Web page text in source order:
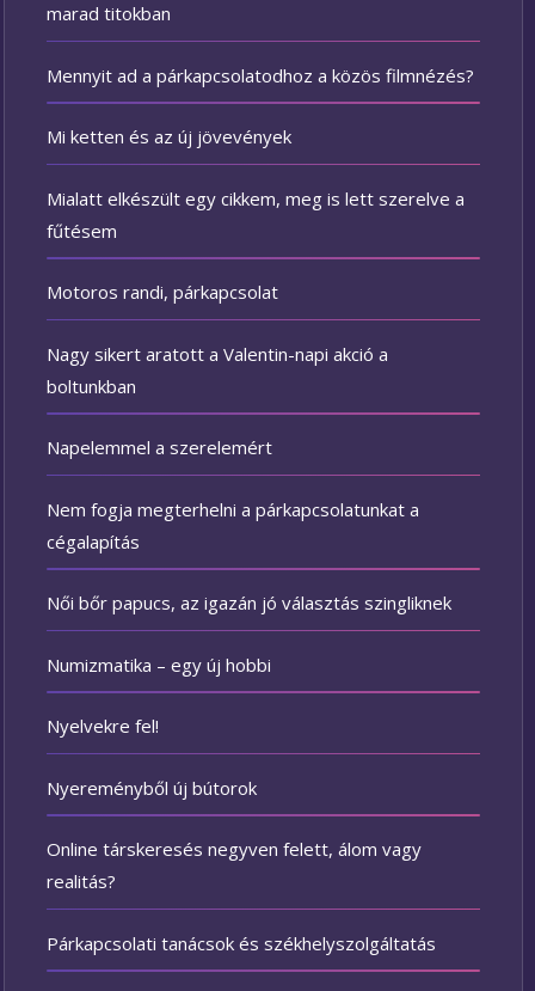
marad titokban
Mennyit ad a párkapcsolatodhoz a közös filmnézés?
Mi ketten és az új jövevények
Mialatt elkészült egy cikkem, meg is lett szerelve a
fűtésem
Motoros randi, párkapcsolat
Nagy sikert aratott a Valentin-napi akció a
boltunkban
Napelemmel a szerelemért
Nem fogja megterhelni a párkapcsolatunkat a
cégalapítás
Női bőr papucs, az igazán jó választás szingliknek
Numizmatika – egy új hobbi
Nyelvekre fel!
Nyereményből új bútorok
Online társkeresés negyven felett, álom vagy
realitás?
Párkapcsolati tanácsok és székhelyszolgáltatás